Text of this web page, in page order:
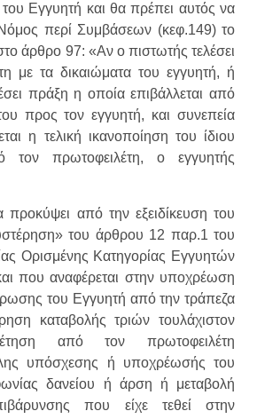
Εγγυητή και θα πρέπει αυτός να
περί Συμβάσεων (κεφ.149) το
άρθρο 97: «Αν ο πιστωτής τελέσει
με τα δικαιώματα του εγγυητή, ή
πράξη η οποία επιβάλλεται από
προς τον εγγυητή, και συνεπεία
η τελική ικανοποίηση του ίδιου
τον πρωτοφειλέτη, ο εγγυητής
προκύψει από την εξειδίκευση του
του άρθρου 12 παρ.1 του
Ορισμένης Κατηγορίας Εγγυητών
που αναφέρεται στην υποχρέωση
του Εγγυητή από την τράπεζα
καταβολής τριών τουλάχιστον
από τον πρωτοφειλέτη
υπόσχεσης ή υποχρέωσής του
δανείου ή άρση ή μεταβολή
που είχε τεθεί στην